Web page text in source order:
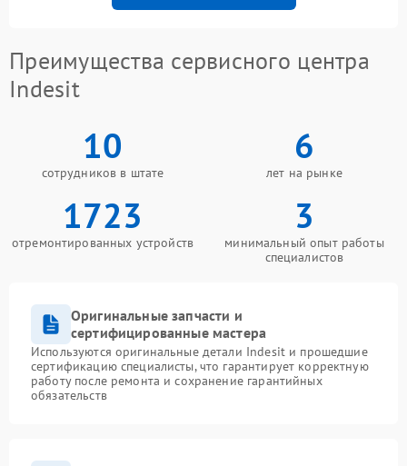
Преимущества сервисного центра
Indesit
10
сотрудников в штате
6
лет на рынке
1723
отремонтированных устройств
3
минимальный опыт работы
специалистов
Оригинальные запчасти и
сертифицированные мастера
Используются оригинальные детали Indesit и прошедшие
сертификацию специалисты, что гарантирует корректную
работу после ремонта и сохранение гарантийных
обязательств